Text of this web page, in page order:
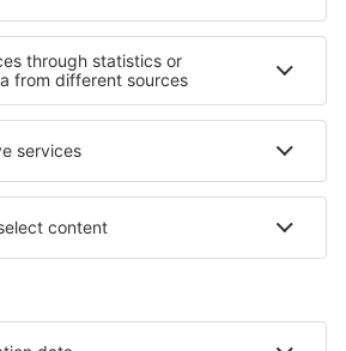
Hoteluri în Capelas
- regiuni
Hoteluri in Larnaca Region
Hoteluri in Kłodzko Valley